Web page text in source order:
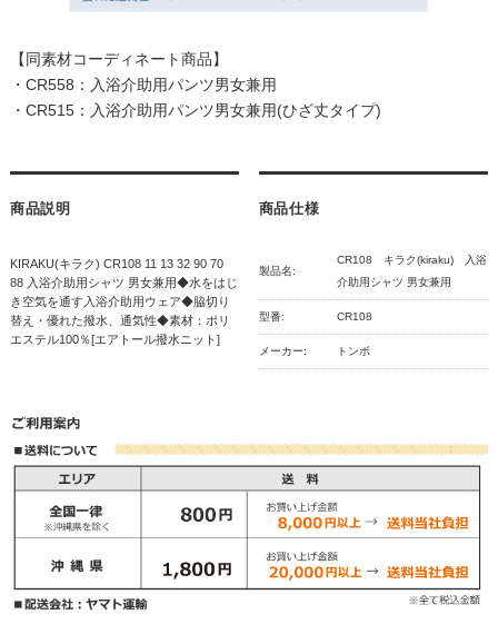
【同素材コーディネート商品】
・ CR558：入浴介助用パンツ男女兼用
・ CR515：入浴介助用パンツ男女兼用(ひざ丈タイプ)
商品説明
KIRAKU(キラク) CR108 11 13 32 90 70
88 入浴介助用シャツ 男女兼用◆水をはじ
き空気を通す入浴介助用ウェア◆脇切り
替え・優れた撥水、通気性◆素材：ポリ
エステル100％[エアトール撥水ニット]
商品仕様
製品名:
CR108 キラク(kiraku) 入浴
介助用シャツ 男女兼用
型番: CR108
メーカー: トンボ